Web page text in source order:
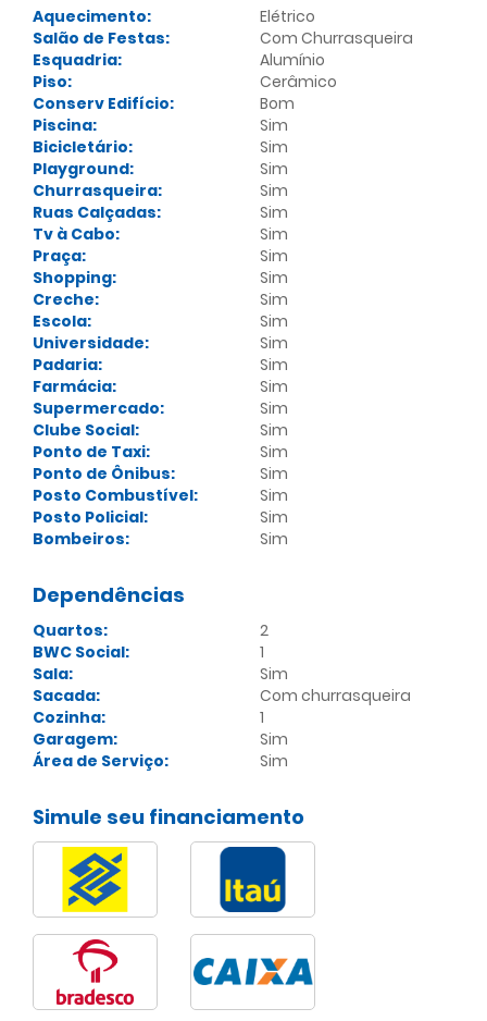
Aquecimento:
Elétrico
Salão de Festas:
Com Churrasqueira
Esquadria:
Alumínio
Piso:
Cerâmico
Conserv Edifício:
Bom
Piscina:
Sim
Bicicletário:
Sim
Playground:
Sim
Churrasqueira:
Sim
Ruas Calçadas:
Sim
Tv à Cabo:
Sim
Praça:
Sim
Shopping:
Sim
Creche:
Sim
Escola:
Sim
Universidade:
Sim
Padaria:
Sim
Farmácia:
Sim
Supermercado:
Sim
Clube Social:
Sim
Ponto de Taxi:
Sim
Ponto de Ônibus:
Sim
Posto Combustível:
Sim
Posto Policial:
Sim
Bombeiros:
Sim
Dependências
Quartos:
2
BWC Social:
1
Sala:
Sim
Sacada:
Com churrasqueira
Cozinha:
1
Garagem:
Sim
Área de Serviço:
Sim
Simule seu financiamento